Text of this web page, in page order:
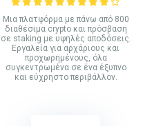
Mια πλατφόρμα με πάνω από 800
διαθέσιμα crypto και πρόσβαση
σε staking με υψηλές αποδόσεις.
Εργαλεία για αρχάριους και
προχωρημένους, όλα
συγκεντρωμένα σε ένα έξυπνο
και εύχρηστο περιβάλλον.